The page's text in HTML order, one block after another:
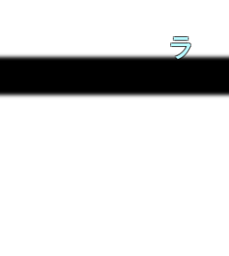
ラ